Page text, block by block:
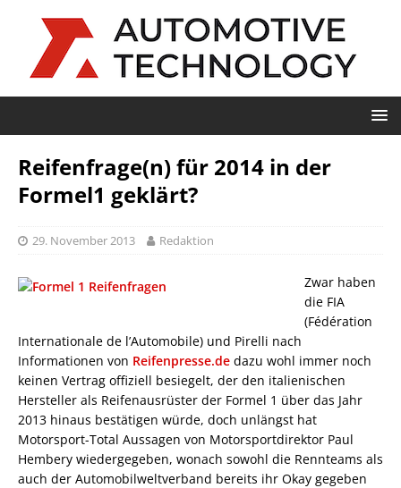
Reifenfrage(n) für 2014 in der
Formel1 geklärt?
29. November 2013 Redaktion
Zwar haben
die FIA
(Fédération
Internationale de l’Automobile) und Pirelli nach
Informationen von Reifenpresse.de dazu wohl immer noch
keinen Vertrag offiziell besiegelt, der den italienischen
Hersteller als Reifenausrüster der Formel 1 über das Jahr
2013 hinaus bestätigen würde, doch unlängst hat
Motorsport-Total Aussagen von Motorsportdirektor Paul
Hembery wiedergegeben, wonach sowohl die Rennteams als
auch der Automobilweltverband bereits ihr Okay gegeben